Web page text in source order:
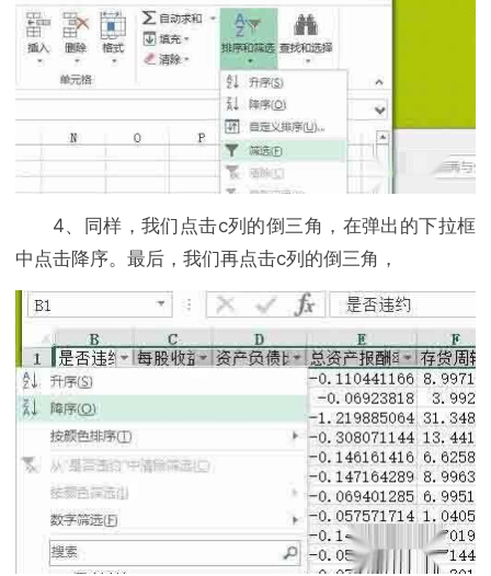
4、同样，我们点击c列的倒三角，在弹出的下拉框
中点击降序。最后，我们再点击c列的倒三角，